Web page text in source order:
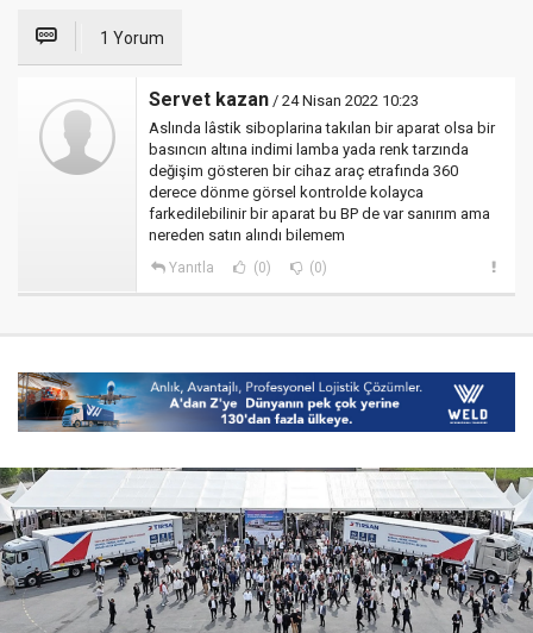
1 Yorum
Servet kazan / 24 Nisan 2022 10:23
Aslında lâstik siboplarina takılan bir aparat olsa bir
basıncın altına indimi lamba yada renk tarzında
değişim gösteren bir cihaz araç etrafında 360
derece dönme görsel kontrolde kolayca
farkedilebilinir bir aparat bu BP de var sanırım ama
nereden satın alındı bilemem
Yanıtla (0) (0)